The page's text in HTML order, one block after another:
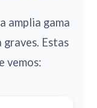
amplia gama
graves. Estas
vemos: